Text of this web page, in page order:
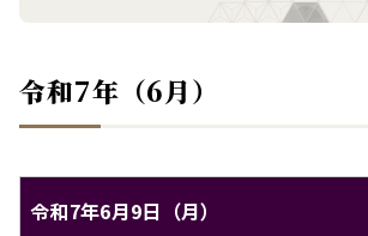
令和7年（6月）
令和7年6月9日（月）